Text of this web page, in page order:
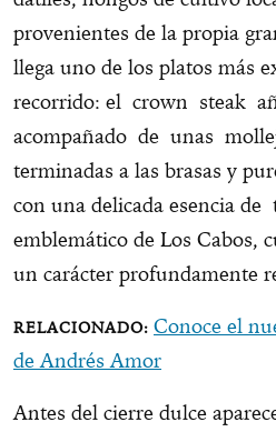
provenientes de la propia
llega uno de los platos más
recorrido: el crown steak
acompañado de unas
terminadas a las brasas y
con una delicada esencia
emblemático de Los Cabos,
un carácter profundamente
Conoce el
de Andrés Amor
Antes del cierre dulce